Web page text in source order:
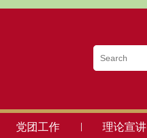
党团工作 理论宣讲